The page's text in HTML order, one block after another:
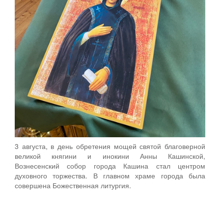
3 августа, в день обретения мощей святой благоверной
великой княгини и инокини Анны Кашинской,
Вознесенский собор города Кашина стал центром
духовного торжества. В главном храме города была
совершена Божественная литургия.